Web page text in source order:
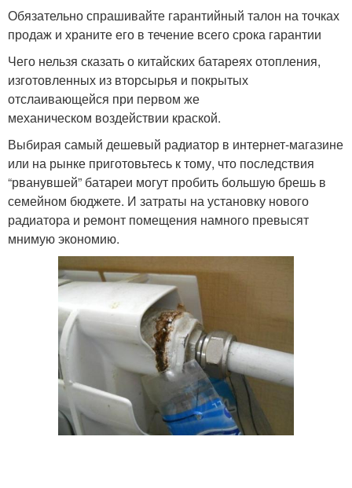
Обязательно спрашивайте гарантийный талон на точках
продаж и храните его в течение всего срока гарантии
Чего нельзя сказать о китайских батареях отопления,
изготовленных из вторсырья и покрытых
отслаивающейся при первом же
механическом воздействии краской.
Выбирая самый дешевый радиатор в интернет-магазине
или на рынке приготовьтесь к тому, что последствия
“рванувшей” батареи могут пробить большую брешь в
семейном бюджете. И затраты на установку нового
радиатора и ремонт помещения намного превысят
мнимую экономию.